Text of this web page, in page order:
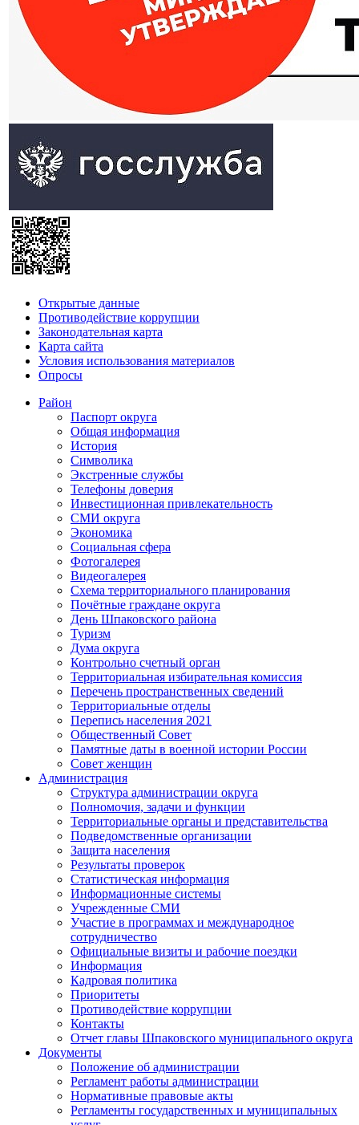
Открытые данные
Противодействие коррупции
Законодательная карта
Карта сайта
Условия использования материалов
Опросы
Район
Паспорт округа
Общая информация
История
Символика
Экстренные службы
Телефоны доверия
Инвестиционная привлекательность
СМИ округа
Экономика
Социальная сфера
Фотогалерея
Видеогалерея
Схема территориального планирования
Почётные граждане округа
День Шпаковского района
Туризм
Дума округа
Контрольно счетный орган
Территориальная избирательная комиссия
Перечень пространственных сведений
Территориальные отделы
Перепись населения 2021
Общественный Совет
Памятные даты в военной истории России
Совет женщин
Администрация
Структура администрации округа
Полномочия, задачи и функции
Территориальные органы и представительства
Подведомственные организации
Защита населения
Результаты проверок
Статистическая информация
Информационные системы
Учрежденные СМИ
Участие в программах и международное
сотрудничество
Официальные визиты и рабочие поездки
Информация
Кадровая политика
Приоритеты
Противодействие коррупции
Контакты
Отчет главы Шпаковского муниципального округа
Документы
Положение об администрации
Регламент работы администрации
Нормативные правовые акты
Регламенты государственных и муниципальных